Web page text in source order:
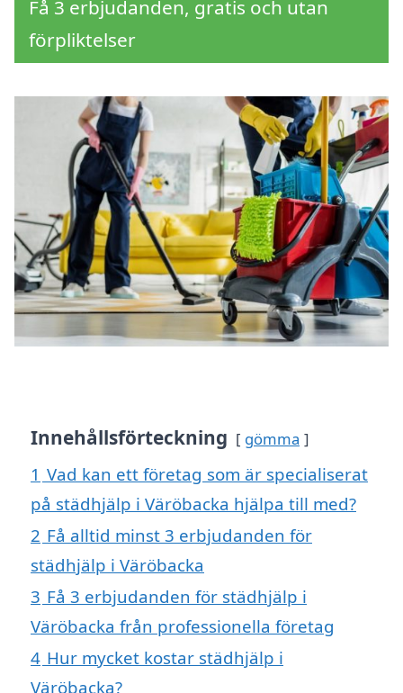
Få 3 erbjudanden, gratis och utan
förpliktelser
Innehållsförteckning gömma
1 Vad kan ett företag som är specialiserat
på städhjälp i Väröbacka hjälpa till med?
2 Få alltid minst 3 erbjudanden för
städhjälp i Väröbacka
3 Få 3 erbjudanden för städhjälp i
Väröbacka från professionella företag
4 Hur mycket kostar städhjälp i
Väröbacka?